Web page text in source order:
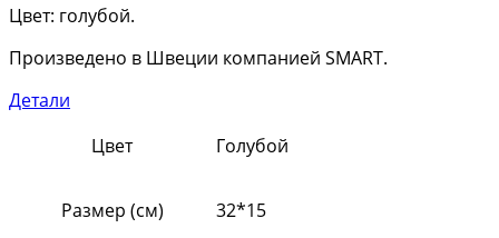
Цвет: голубой.
Произведено в Швеции компанией SMART.
Детали
Цвет
Голубой
Размер (см) 32*15